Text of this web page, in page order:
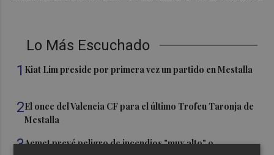
Lo Más Escuchado
1 Kiat Lim preside por primera vez un partido en Mestalla
2El once del Valencia CF para el último Trofeu Taronja de
Mestalla
3Aemet prevé peligro de incendios "muy alto" o